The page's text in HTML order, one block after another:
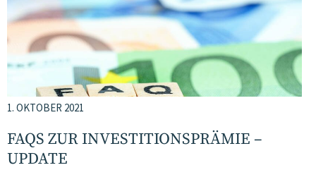
1. OKTOBER 2021
FAQS ZUR INVESTITIONSPRÄMIE –
UPDATE